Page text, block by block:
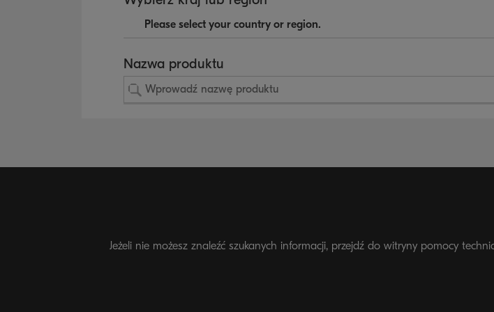
Nazwa produktu
Jeżeli nie możesz znaleźć szukanych informacji, przejdź do witryny pomocy